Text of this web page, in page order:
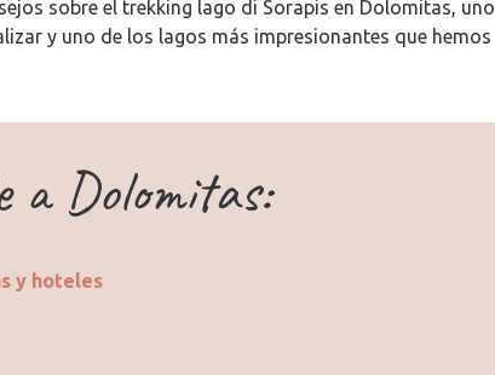
sobre el trekking lago di Sorapis en Dolomitas, uno
y uno de los lagos más impresionantes que hemos
a Dolomitas:
y hoteles